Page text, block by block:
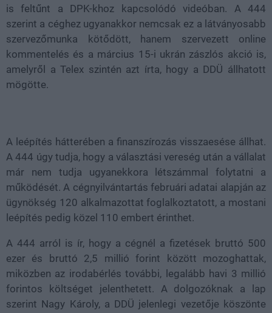
is feltűnt a DPK-khoz kapcsolódó videóban. A 444
szerint a céghez ugyanakkor nemcsak ez a látványosabb
szervezőmunka kötődött, hanem szervezett online
kommentelés és a március 15-i ukrán zászlós akció is,
amelyről a Telex szintén azt írta, hogy a DDÜ állhatott
mögötte.
A leépítés hátterében a finanszírozás visszaesése állhat.
A 444 úgy tudja, hogy a választási vereség után a vállalat
már nem tudja ugyanekkora létszámmal folytatni a
működését. A cégnyilvántartás februári adatai alapján az
ügynökség 120 alkalmazottat foglalkoztatott, a mostani
leépítés pedig közel 110 embert érinthet.
A 444 arról is ír, hogy a cégnél a fizetések bruttó 500
ezer és bruttó 2,5 millió forint között mozoghattak,
miközben az irodabérlés további, legalább havi 3 millió
forintos költséget jelenthetett. A dolgozóknak a lap
szerint Nagy Károly, a DDÜ jelenlegi vezetője köszönte